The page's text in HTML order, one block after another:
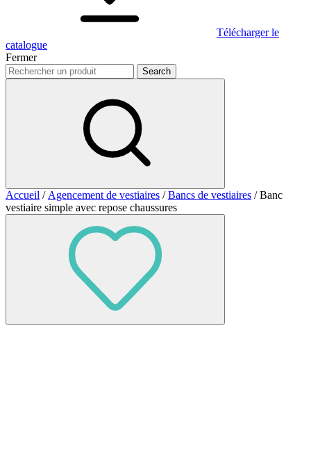
Télécharger le
catalogue
Fermer
Accueil / Agencement de vestiaires /Bancs de vestiaires / Banc
vestiaire simple avec repose chaussures